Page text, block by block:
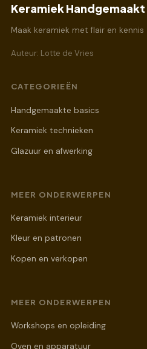
Keramiek Handgemaakt
Maak keramiek met flair en kennis
Auteur: Lotte de Vries
CATEGORIEËN
Handgemaakte basics
Keramiek technieken
Glazuur en afwerking
MEER ONDERWERPEN
Keramiek interieur
Kleur en patronen
Kopen en verkopen
MEER ONDERWERPEN
Workshops en opleiding
Oven en apparatuur